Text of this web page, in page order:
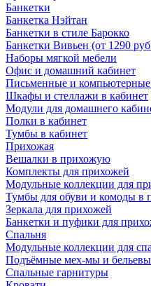
Банкетки
Банкетка Нэйтан
Банкетки в стиле Барокко
Банкетки Вивьен (от 1290
Наборы мягкой мебели
Офис и домашний кабинет
Письменные и
Шкафы и стеллажи в кабинет
Модули для домашнего
Полки в кабинет
Тумбы в кабинет
Прихожая
Вешалки в прихожую
Комплекты для прихожей
Модульные коллекции для
Тумбы для обуви и комоды в
Зеркала для прихожей
Банкетки и пуфики для
Спальня
Модульные коллекции для
Подъёмные мех-мы и
Спальные гарнитуры